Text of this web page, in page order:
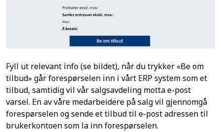
Fyll ut relevant info (se bildet), når du trykker «Be om
tilbud» går forespørselen inn i vårt ERP system som et
tilbud, samtidig vil vår salgsavdeling motta e-post
varsel. En av våre medarbeidere på salg vil gjennomgå
forespørselen og sende et tilbud til e-post adressen til
brukerkontoen som la inn forespørselen.